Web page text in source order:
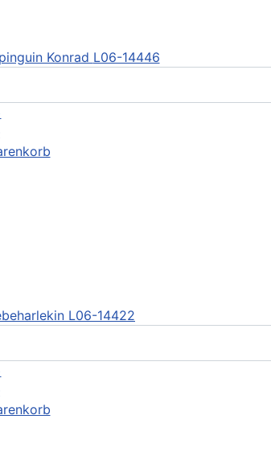
Konrad L06-14446
L06-14422